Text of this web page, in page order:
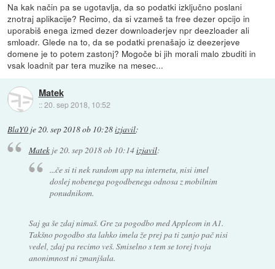
Na kak način pa se ugotavlja, da so podatki izključno poslani
znotraj aplikacije? Recimo, da si vzameš ta free dezer opcijo in
uporabiš enega izmed dezer downloaderjev npr deezloader ali
smloadr. Glede na to, da se podatki prenašajo iz deezerjeve
domene je to potem zastonj? Mogoče bi jih morali malo zbuditi in
vsak loadnit par tera muzike na mesec...
Matek
::20. sep 2018, 10:52
BlaY0 je20. sep 2018 ob 10:28izjavil:
Matekje 20. sep 2018 ob 10:14izjavil:
...če si ti nek random app na internetu, nisi imel
doslej nobenega pogodbenega odnosa z mobilnim
ponudnikom.
Saj ga še zdaj nimaš. Gre za pogodbo med Appleom in A1.
Takšno pogodbo sta lahko imela že prej pa ti zanjo pač nisi
vedel, zdaj pa recimo veš. Smiselno s tem se torej tvoja
anonimnost ni zmanjšala.